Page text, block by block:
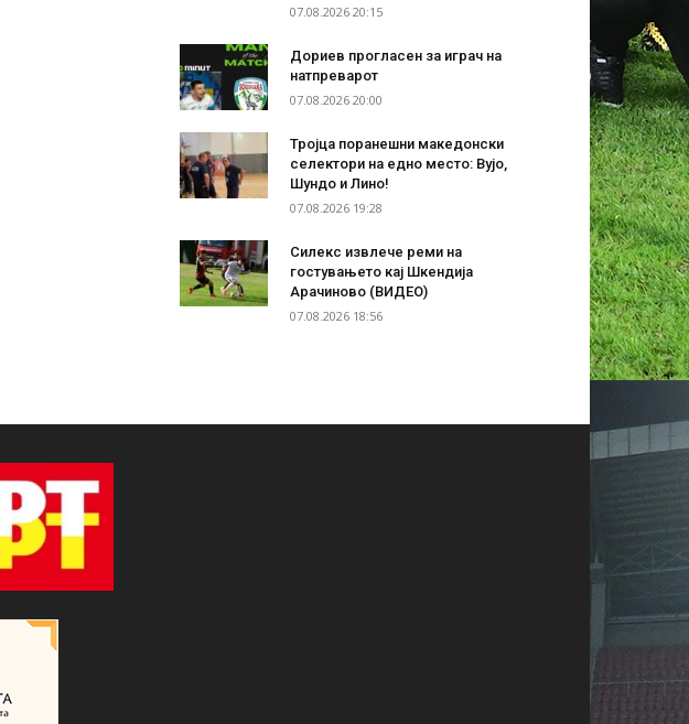
07.08.2026 20:15
Дориев прогласен за играч на
натпреварот
07.08.2026 20:00
Тројца поранешни македонски
селектори на едно место: Вујо,
Шундо и Лино!
07.08.2026 19:28
Силекс извлече реми на
гостувањето кај Шкендија
Арачиново (ВИДЕО)
07.08.2026 18:56